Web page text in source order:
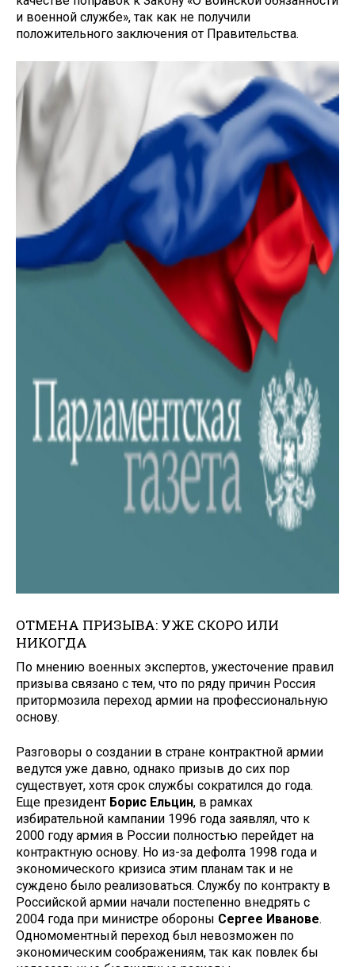
и военной службе», так как не получили
положительного заключения от Правительства.
ОТМЕНА ПРИЗЫВА: УЖЕ СКОРО ИЛИ
НИКОГДА
По мнению военных экспертов, ужесточение правил
призыва связано с тем, что по ряду причин Россия
притормозила переход армии на профессиональную
основу.
Разговоры о создании в стране контрактной армии
ведутся уже давно, однако призыв до сих пор
существует, хотя срок службы сократился до года.
Еще президент Борис Ельцин, в рамках
избирательной кампании 1996 года заявлял, что к
2000 году армия в России полностью перейдет на
контрактную основу. Но из-за дефолта 1998 года и
экономического кризиса этим планам так и не
суждено было реализоваться. Службу по контракту в
Российской армии начали постепенно внедрять с
2004 года при министре обороны Сергее Иванове.
Одномоментный переход был невозможен по
экономическим соображениям, так как повлек бы